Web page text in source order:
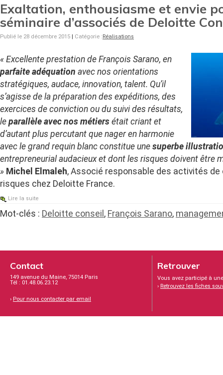
Exaltation, enthousiasme et envie
séminaire d’associés de Deloitte
Publié le 28 décembre 2015 | Catégorie :Réalisations
« Excellente prestation de François Sarano, en
parfaite adéquation avec nos orientations
stratégiques, audace, innovation, talent. Qu’il
s’agisse de la préparation des expéditions, des
exercices de conviction ou du suivi des résultats,
le parallèle avec nos métiers était criant et
d’autant plus percutant que nager en harmonie
avec le grand requin blanc constitue une superbe
entrepreneurial audacieux et dont les risques doivent être
» Michel Elmaleh, Associé responsable des activités
risques chez Deloitte France.
Lire la suite
Mot-clés : Deloitte conseil , François Sarano,
Contact
149 avenue du Maine, 75014 Paris
Tél : 01.48.06.23.12
› Pour nous contacter par email
Retrouver
Vous avez participé à
› Retrouvez les fiches